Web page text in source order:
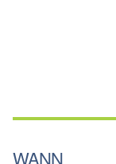
WANN